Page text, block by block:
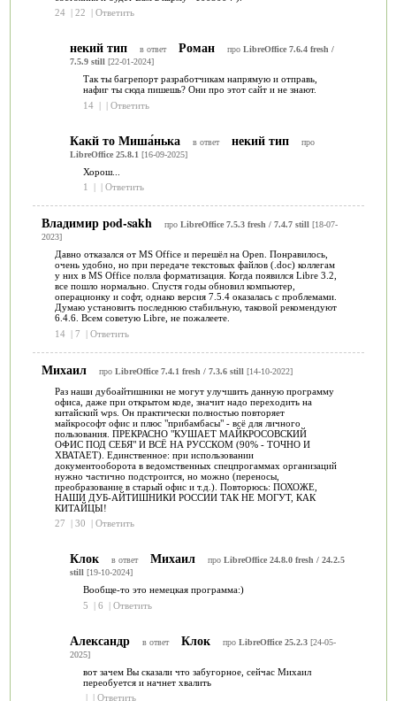
24 | 22 | Ответить
некий тип в ответ Роман про LibreOffice 7.6.4 fresh /
7.5.9 still [22-01-2024]
Так ты багрепорт разработчикам напрямую и отправь,
нафиг ты сюда пишешь? Они про этот сайт и не знают.
14 | | Ответить
Какй то Миша́нька в ответ некий тип
про
LibreOffice 25.8.1 [16-09-2025]
Хорош...
1
| | Ответить
Владимир pod-sakh про LibreOffice 7.5.3 fresh / 7.4.7 still [18-07-
2023]
Давно отказался от MS Office и перешёл на Open. Понравилось,
очень удобно, но при передаче текстовых файлов (.doc) коллегам
у них в MS Office ползла форматизация. Когда появился Libre 3.2,
все пошло нормально. Спустя годы обновил компьютер,
операционку и софт, однако версия 7.5.4 оказалась с проблемами.
Думаю установить последнюю стабильную, таковой рекомендуют
6.4.6. Всем советую Libre, не пожалеете.
14 | 7 | Ответить
Михаил про LibreOffice 7.4.1 fresh / 7.3.6 still [14-10-2022]
Раз наши дубоайтишники не могут улучшить данную программу
офиса, даже при открытом коде, значит надо переходить на
китайский wps. Он практически полностью повторяет
майкрософт офис и плюс "прибамбасы" - всё для личного
пользования. ПРЕКРАСНО "КУШАЕТ МАЙКРОСОВСКИЙ
ОФИС ПОД СЕБЯ" И ВСЁ НА РУССКОМ (90% - ТОЧНО И
ХВАТАЕТ). Единственное: при использовании
документооборота в ведомственных спецпрогаммах организаций
нужно частично подстроится, но можно (переносы,
преобразование в старый офис и т.д.). Повторюсь: ПОХОЖЕ,
НАШИ ДУБ-АЙТИШНИКИ РОССИИ ТАК НЕ МОГУТ, КАК
КИТАЙЦЫ!
27
| 30 | Ответить
Клок в ответ Михаил про LibreOffice 24.8.0 fresh / 24.2.5
still [19-10-2024]
Вообще-то это немецкая программа:)
5
| 6 | Ответить
Александр в ответ Клок про LibreOffice 25.2.3[24-05-
2025]
вот зачем Вы сказали что забугорное, сейчас Михаил
переобуется и начнет хвалить
| | Ответить